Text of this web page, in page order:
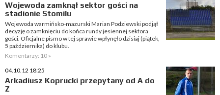
Wojewoda zamknął sektor gości na
stadionie Stomilu
Wojewoda warmińsko-mazurski Marian Podziewski podjął
decyzję o zamknięciu do końca rundy jesiennej sektora
gości. Oficjalne pismo w tej sprawie wpłynęło dzisiaj (piątek,
5 października) do klubu.
Komentarzy: 10 »
04.10.12 18:25
Arkadiusz Koprucki przepytany od A do
Z